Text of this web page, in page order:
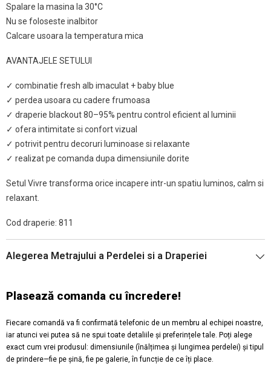
Spalare la masina la 30°C
Nu se foloseste inalbitor
Calcare usoara la temperatura mica
AVANTAJELE SETULUI
✓ combinatie fresh alb imaculat + baby blue
✓ perdea usoara cu cadere frumoasa
✓ draperie blackout 80–95% pentru control eficient al luminii
✓ ofera intimitate si confort vizual
✓ potrivit pentru decoruri luminoase si relaxante
✓ realizat pe comanda dupa dimensiunile dorite
Setul Vivre transforma orice incapere intr-un spatiu luminos, calm si
relaxant.
Cod draperie: 811
Alegerea Metrajului a Perdelei si a Draperiei
Plasează comanda cu încredere!
Fiecare comandă va fi confirmată telefonic de un membru al echipei noastre,
iar atunci vei putea să ne spui toate detaliile și preferințele tale. Poți alege
exact cum vrei produsul: dimensiunile (înălțimea și lungimea perdelei) și tipul
de prindere—fie pe șină, fie pe galerie, în funcție de ce îți place.